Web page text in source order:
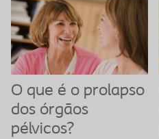
O que é o prolapso
dos órgãos
pélvicos?